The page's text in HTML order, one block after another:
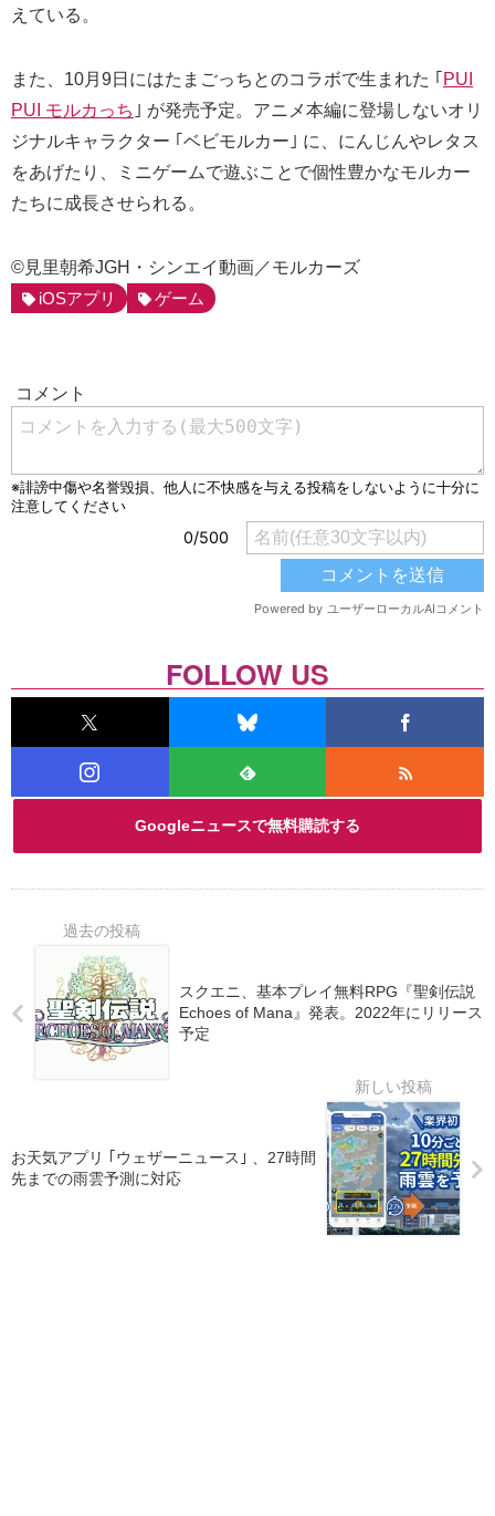
えている。
また、10月9日にはたまごっちとのコラボで生まれた ｢ PUI
PUI モルカっち ｣ が発売予定。アニメ本編に登場しないオリ
ジナルキャラクター ｢ベビモルカー｣ に、にんじんやレタス
をあげたり、ミニゲームで遊ぶことで個性豊かなモルカー
たちに成長させられる。
©見里朝希JGH・シンエイ動画／モルカーズ
iOSアプリ
ゲーム
Googleニュースで無料購読する
FOLLOW US
スクエニ、基本プレイ無料RPG『聖剣伝説
Echoes of Mana』発表。2022年にリリース
予定
お天気アプリ ｢ウェザーニュース｣ 、27時間
先までの雨雲予測に対応